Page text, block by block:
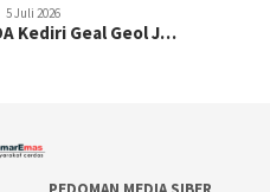
5 Juli 2026
Kediri Geal Geol J…